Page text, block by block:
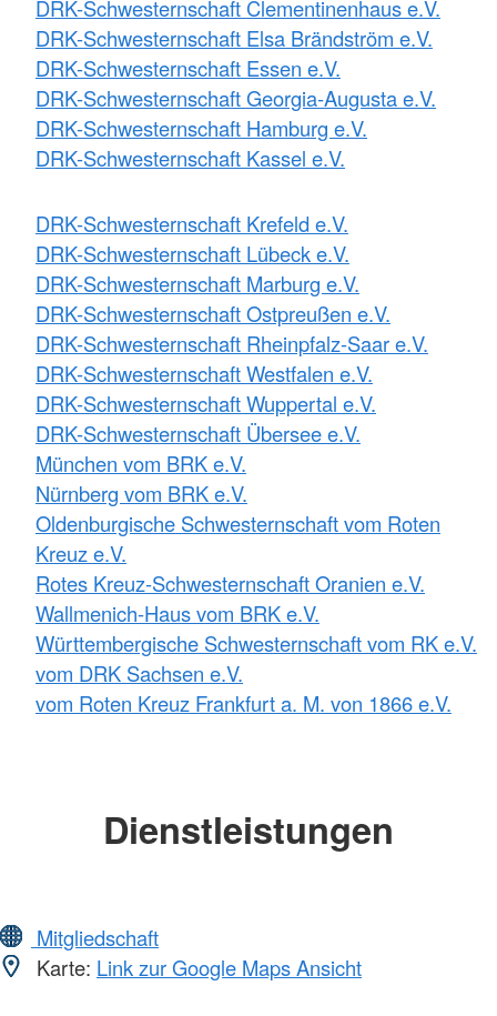
DRK-Schwesternschaft Clementinenhaus e.V.
DRK-Schwesternschaft Elsa Brändström e.V.
DRK-Schwesternschaft Essen e.V.
DRK-Schwesternschaft Georgia-Augusta e.V.
DRK-Schwesternschaft Hamburg e.V.
DRK-Schwesternschaft Kassel e.V.
DRK-Schwesternschaft Krefeld e.V.
DRK-Schwesternschaft Lübeck e.V.
DRK-Schwesternschaft Marburg e.V.
DRK-Schwesternschaft Ostpreußen e.V.
DRK-Schwesternschaft Rheinpfalz-Saar e.V.
DRK-Schwesternschaft Westfalen e.V.
DRK-Schwesternschaft Wuppertal e.V.
DRK-Schwesternschaft Übersee e.V.
München vom BRK e.V.
Nürnberg vom BRK e.V.
Oldenburgische Schwesternschaft vom Roten
Kreuz e.V.
Rotes Kreuz-Schwesternschaft Oranien e.V.
Wallmenich-Haus vom BRK e.V.
Württembergische Schwesternschaft vom RK e.V.
vom DRK Sachsen e.V.
vom Roten Kreuz Frankfurt a. M. von 1866 e.V.
Dienstleistungen
Mitgliedschaft
Karte: Link zur Google Maps Ansicht